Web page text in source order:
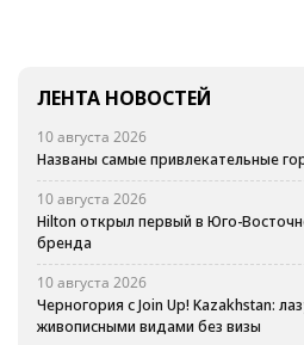
ЛЕНТА НОВОСТЕЙ
10 августа 2026
Названы самые привлекательные
10 августа 2026
Hilton открыл первый в Юго-
бренда
10 августа 2026
Черногория с Join Up! Kazakhstan:
живописными видами без визы